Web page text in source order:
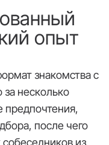
опыт
знакомства с
несколько
предпочтения,
после чего
из